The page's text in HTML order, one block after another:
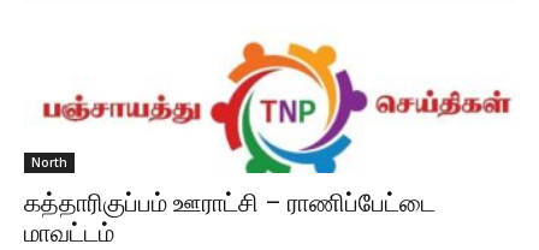
North
கத்தாரிகுப்பம் ஊராட்சி – ராணிப்பேட்டை
மாவட்டம்